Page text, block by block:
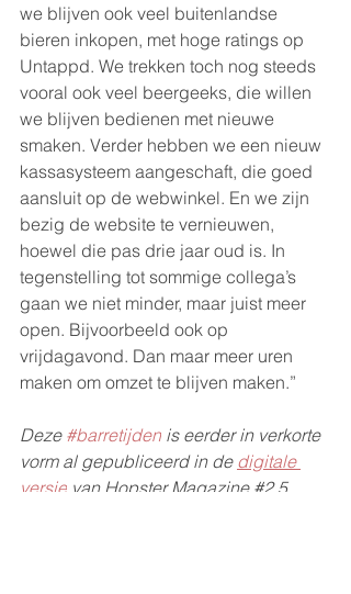
we blijven ook veel buitenlandse
bieren inkopen, met hoge ratings op
Untappd. We trekken toch nog steeds
vooral ook veel beergeeks, die willen
we blijven bedienen met nieuwe
smaken. Verder hebben we een nieuw
kassasysteem aangeschaft, die goed
aansluit op de webwinkel. En we zijn
bezig de website te vernieuwen,
hoewel die pas drie jaar oud is. In
tegenstelling tot sommige collega’s
gaan we niet minder, maar juist meer
open. Bijvoorbeeld ook op
vrijdagavond. Dan maar meer uren
maken om omzet te blijven maken.”
Deze #barretijden is eerder in verkorte
vorm al gepubliceerd in de digitale
versie van Hopster Magazine #2.5.